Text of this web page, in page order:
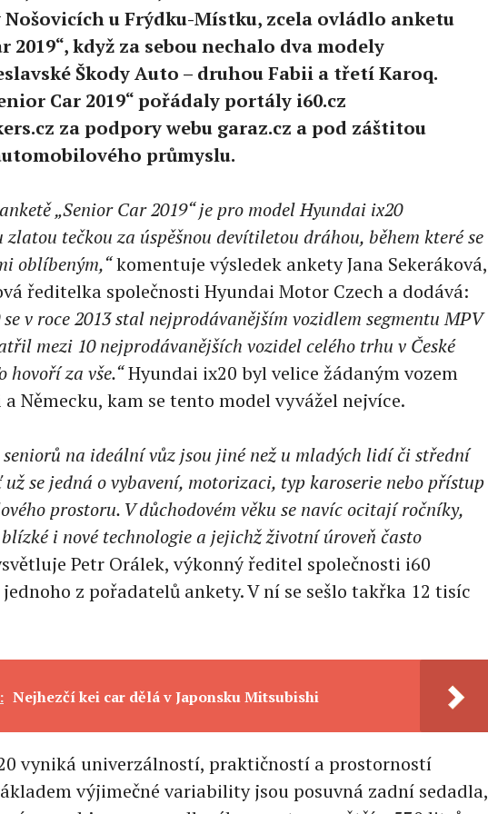
u Frýdku-Místku, zcela ovládlo anketu
2019“, když za sebou nechalo dva modely
Škody Auto – druhou Fabii a třetí Karoq.
Car 2019“ pořádaly portály i60.cz
za podpory webu garaz.cz a pod záštitou
průmyslu.
„Senior Car 2019“ je pro model Hyundai ix20
zlatou tečkou za úspěšnou devítiletou dráhou, během které se
oblíbeným,“komentuje výsledek ankety Jana Sekeráková,
ředitelka společnosti Hyundai Motor Czech a dodává:
v roce 2013 stal nejprodávanějším vozidlem segmentu MPV
mezi 10 nejprodávanějších vozidel celého trhu v České
hovoří za vše.“Hyundai ix20 byl velice žádaným vozem
Německu, kam se tento model vyvážel nejvíce.
seniorů na ideální vůz jsou jiné než u mladých lidí či střední
už se jedná o vybavení, motorizaci, typ karoserie nebo přístup
prostoru. V důchodovém věku se navíc ocitají ročníky,
i nové technologie a jejichž životní úroveň často
Petr Orálek, výkonný ředitel společnosti i60
z pořadatelů ankety. V ní se sešlo takřka 12 tisíc
Nejhezčí kei car dělá v Japonsku Mitsubishi
vyniká univerzálností, praktičností a prostorností
výjimečné variability jsou posuvná zadní sedadla,